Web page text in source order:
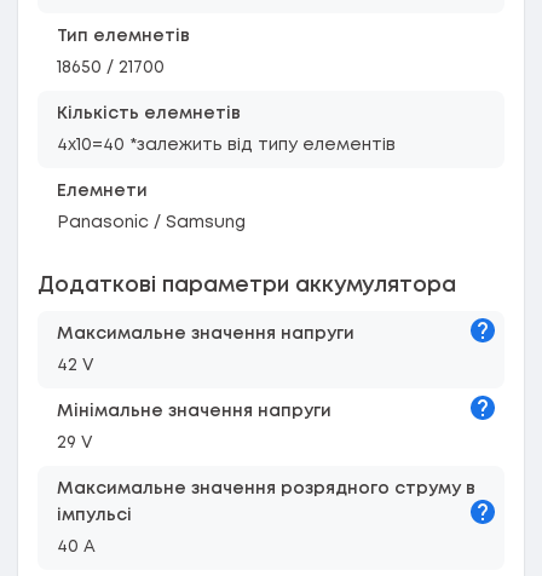
Тип елемнетів
18650 / 21700
Кількість елемнетів
4x10=40 *залежить від типу елементів
Елемнети
Panasonic / Samsung
Додаткові параметри аккумулятора
Максимальне значення напруги
42 V
Мiнiмальне значення напруги
29 V
Максимальне значення розрядного струму в
імпульсі
40 A